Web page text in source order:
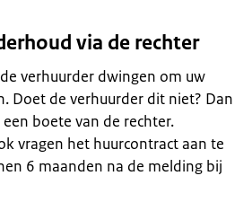
via de rechter
verhuurder dwingen om uw
Doet de verhuurder dit niet? Dan
boete van de rechter.
vragen het huurcontract aan te
6 maanden na de melding bij